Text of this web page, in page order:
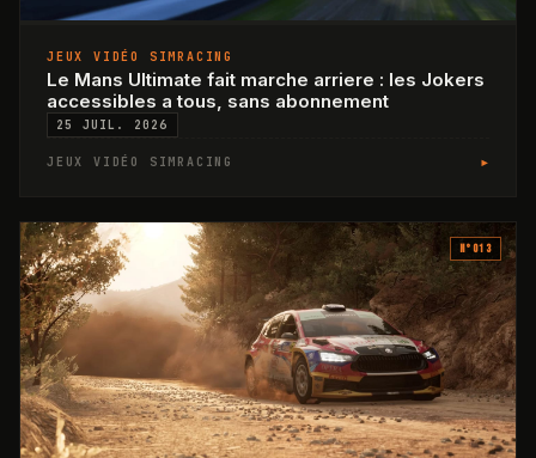
JEUX VIDÉO SIMRACING
Le Mans Ultimate fait marche arriere : les Jokers
accessibles a tous, sans abonnement
25 JUIL. 2026
JEUX VIDÉO SIMRACING ▸
N°013